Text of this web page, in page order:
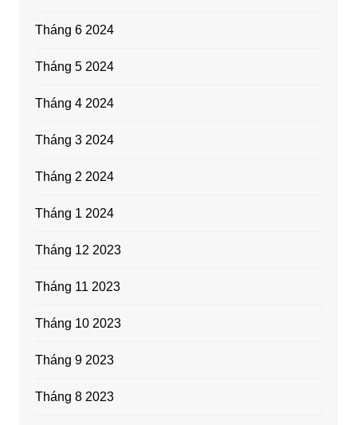
Tháng 6 2024
Tháng 5 2024
Tháng 4 2024
Tháng 3 2024
Tháng 2 2024
Tháng 1 2024
Tháng 12 2023
Tháng 11 2023
Tháng 10 2023
Tháng 9 2023
Tháng 8 2023